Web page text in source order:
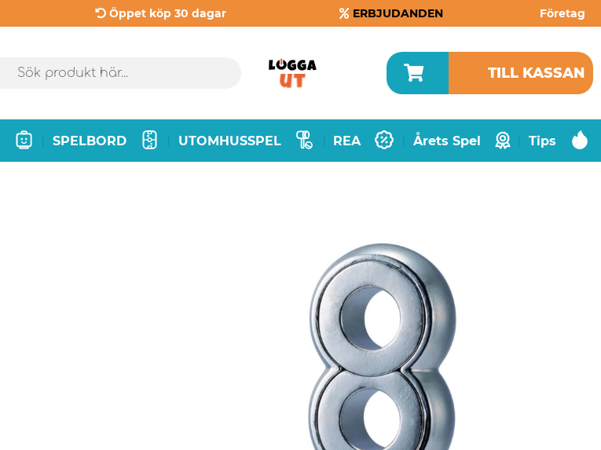
Öppet köp 30 dagar ERBJUDANDEN Företag
TILL KASSAN
SPELBORD UTOMHUSSPEL REA Årets Spel Tips